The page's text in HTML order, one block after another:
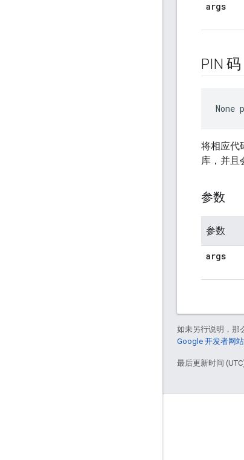
args
PIN 码
None
将相应代
库，并且
参数
参数
args
如未另行说明，那
Google 开发者网
最后更新时间